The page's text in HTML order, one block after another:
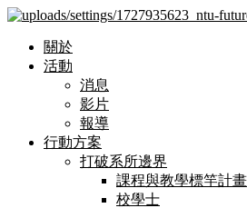
關於
活動
消息
影片
報導
行動方案
打破系所邊界
課程與教學標竿計畫
校學士